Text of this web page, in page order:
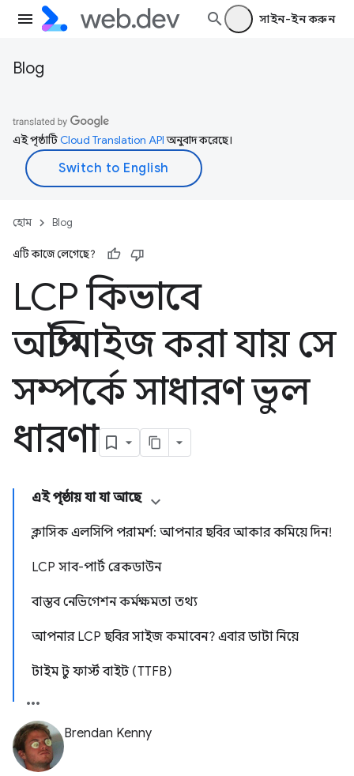
সাইন-ইন করুন
Blog
এই পৃষ্ঠাটিCloud Translation APIঅনুবাদ করেছে।
হোম Blog
এটি কাজে লেগেছে?
LCP কিভাবে
অপ্টিমাইজ করা যায় সে
সম্পর্কে সাধারণ ভুল
ধারণা
এই পৃষ্ঠায় যা যা আছে
ক্লাসিক এলসিপি পরামর্শ: আপনার ছবির আকার কমিয়ে দিন!
LCP সাব-পার্ট ব্রেকডাউন
বাস্তব নেভিগেশন কর্মক্ষমতা তথ্য
আপনার LCP ছবির সাইজ কমাবেন? এবার ডাটা নিয়ে
টাইম টু ফার্স্ট বাইট (TTFB)
Brendan Kenny